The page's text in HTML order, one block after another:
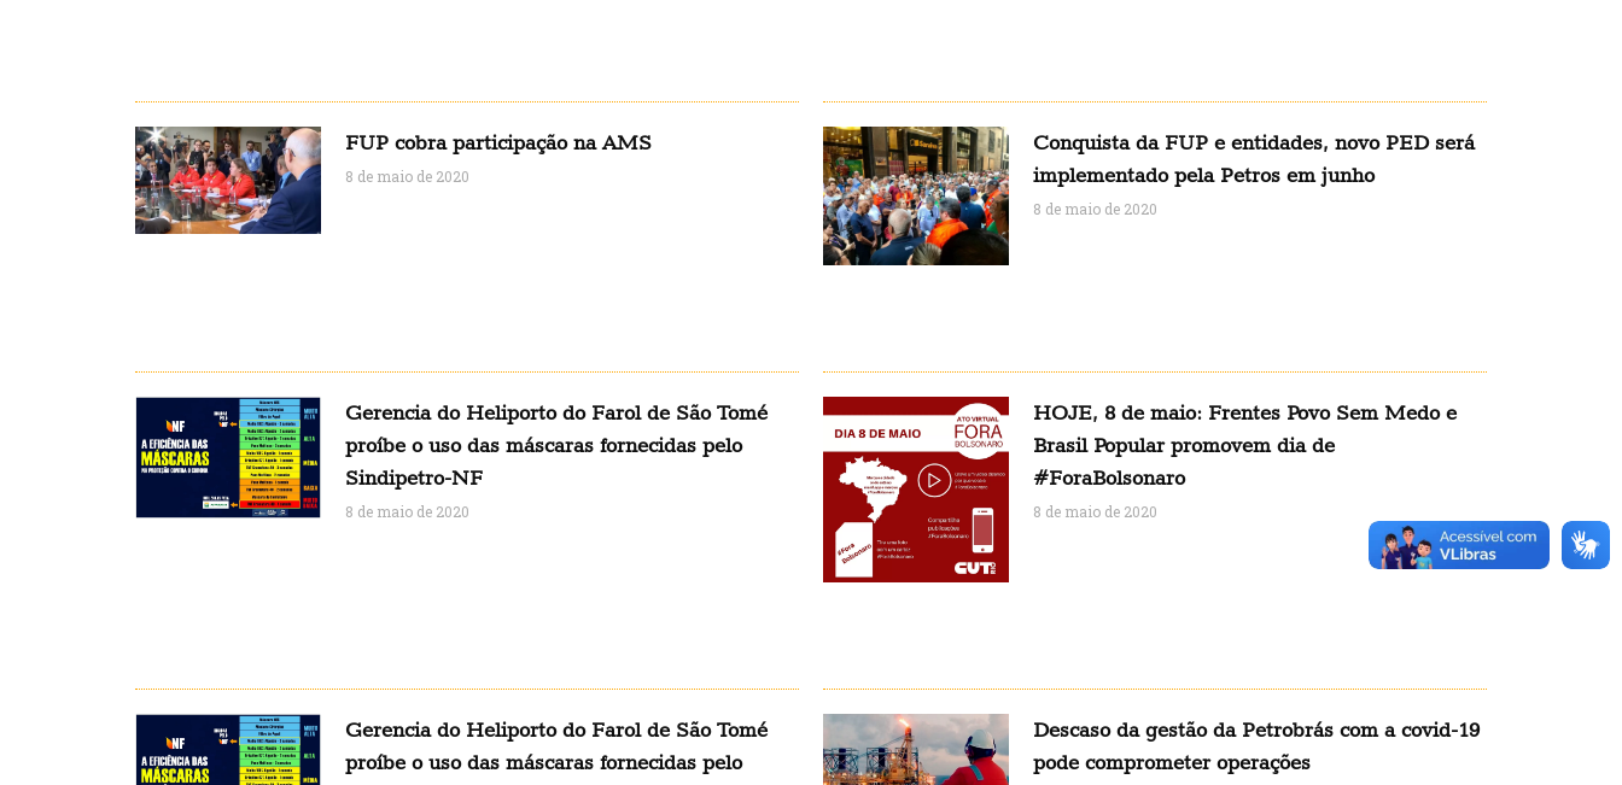
FUP cobra participação na AMS
8 de maio de 2020
Conquista da FUP e entidades, novo PED será
implementado pela Petros em junho
8 de maio de 2020
Gerencia do Heliporto do Farol de São Tomé
proíbe o uso das máscaras fornecidas pelo
Sindipetro-NF
8 de maio de 2020
HOJE, 8 de maio: Frentes Povo Sem Medo e
Brasil Popular promovem dia de
#ForaBolsonaro
8 de maio de 2020
Gerencia do Heliporto do Farol de São Tomé
proíbe o uso das máscaras fornecidas pelo
Descaso da gestão da Petrobrás com a covid-19
pode comprometer operações